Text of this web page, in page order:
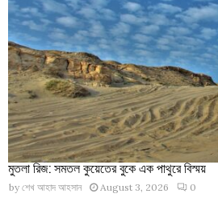
মুতলা রিজ: সমতল কুয়েতের বুকে এক পাথুরে বিস্ময়
by শেখ আহাদ আহসান August 3, 2026 0